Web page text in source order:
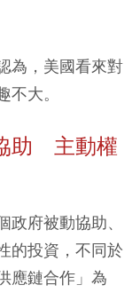
為，美國看來對
大。
助 主動權
府被動協助、
的投資，不同於
應鏈合作」為